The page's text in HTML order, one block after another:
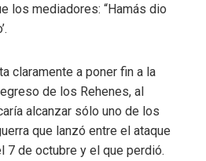
los mediadores: “Hamás dio
claramente a poner fin a la
de los Rehenes, al
alcanzar sólo uno de los
que lanzó entre el ataque
7 de octubre y el que perdió.